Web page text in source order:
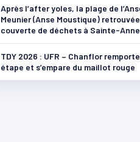
Après l’after yoles, la plage de
Meunier (Anse Moustique) retrouvée
couverte de déchets à Sainte-Anne
TDY 2026 : UFR – Chanflor
étape et s’empare du maillot rouge